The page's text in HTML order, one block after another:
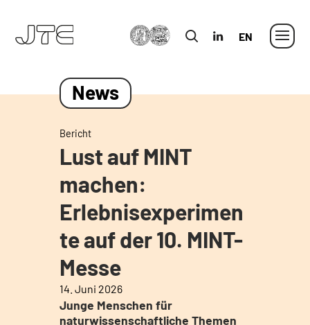
Englisch
MLU
News
Bericht
Lust auf MINT
machen:
Erlebnisexperimen
te auf der 10. MINT-
Messe
14. Juni 2026
Junge Menschen für
naturwissenschaftliche Themen